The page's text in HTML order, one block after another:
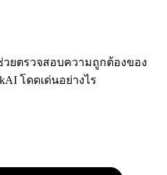
วยตรวจสอบความถูกต้องของ
โดดเด่นอย่างไร